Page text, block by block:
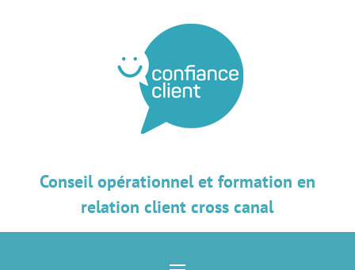
Conseil opérationnel et formation en
relation client cross canal